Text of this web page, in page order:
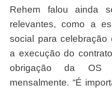
Rehem falou ainda sobre outros aspectos
relevantes, como a
social para celebração
a execução do
obrigação da OS
mensalmente. “É